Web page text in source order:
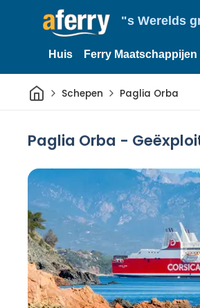
"s Werelds
Huis Ferry Maatschappijen
ThuisSchepen Paglia Orba
Paglia Orba -